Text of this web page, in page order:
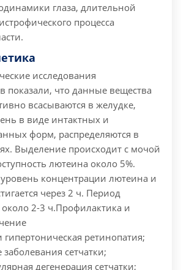
глаза, длительной
процесса
исследования
показали, что данные вещества
всасываются в желудке,
в виде интактных и
форм, распределяются в
Выделение происходит с мочой
лютеина около 5%.
концентрации лютеина и
через 2 ч. Период
2-3 ч.Профилактика и
гипертоническая ретинопатия;
сетчатки;
дегенерация сетчатки;